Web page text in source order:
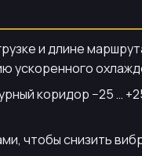
и длине
ускоренного
коридор −25 …
чтобы снизить